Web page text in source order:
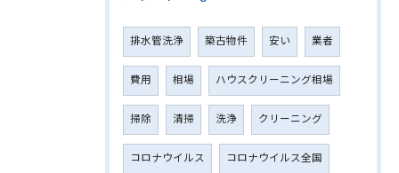
排水管洗浄 築古物件 安い 業者
費用 相場 ハウスクリーニング相場
掃除 清掃 洗浄 クリーニング
コロナウイルス コロナウイルス全国